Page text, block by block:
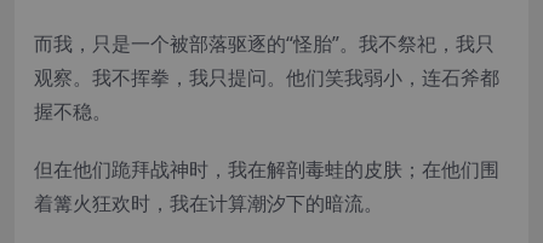
而我，只是一个被部落驱逐的“怪胎”。我不祭祀，我只
观察。我不挥拳，我只提问。他们笑我弱小，连石斧都
握不稳。
但在他们跪拜战神时，我在解剖毒蛙的皮肤；在他们围
着篝火狂欢时，我在计算潮汐下的暗流。